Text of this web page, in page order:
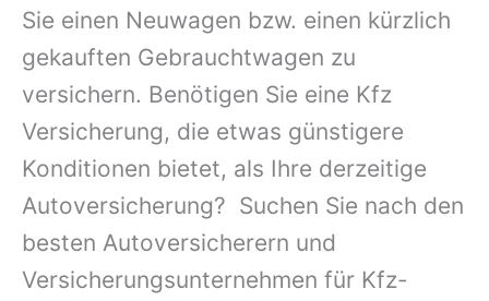
Sie einen Neuwagen bzw. einen kürzlich
gekauften Gebrauchtwagen zu
versichern. Benötigen Sie eine Kfz
Versicherung, die etwas günstigere
Konditionen bietet, als Ihre derzeitige
Autoversicherung? Suchen Sie nach den
besten Autoversicherern und
Versicherungsunternehmen für Kfz-